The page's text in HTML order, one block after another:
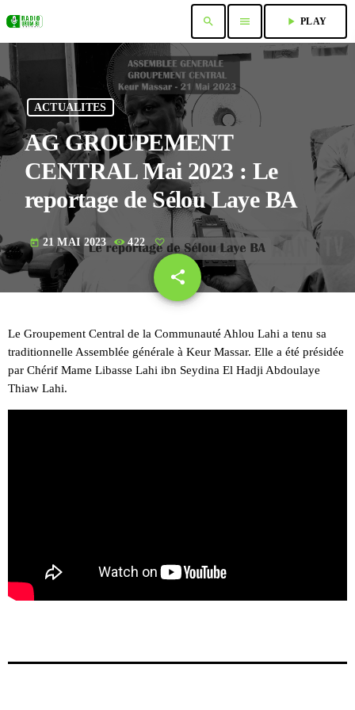
search menu play_arrow PLAY
ACTUALITES
AG GROUPEMENT
CENTRAL Mai 2023 : Le
reportage de Sélou Laye BA
today 21 MAI 2023 422
share
email
Le Groupement Central de la Communauté Ahlou Lahi a tenu sa
traditionnelle Assemblée générale à Keur Massar. Elle a été présidée
par Chérif Mame Libasse Lahi ibn Seydina El Hadji Abdoulaye
Thiaw Lahi.